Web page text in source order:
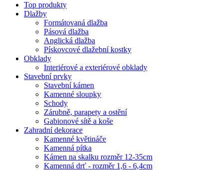
Top produkty
Dlažby
Formátovaná dlažba
Pásová dlažba
Anglická dlažba
Pískovcové dlažební kostky
Obklady
Interiérové a exteriérové obklady
Stavební prvky
Stavební kámen
Kamenné sloupky
Schody
Zárubně, parapety a ostění
Gabionové sítě a koše
Zahradní dekorace
Kamenné květináče
Kamenná pítka
Kámen na skalku rozměr 12-35cm
Kamenná drť - rozměr 1,6 - 6,4cm